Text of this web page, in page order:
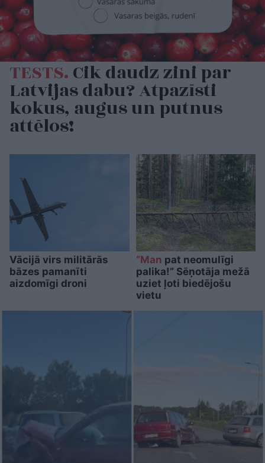
TESTS.Cik daudz zini par
Latvijas dabu? Atpazīsti
kokus, augus un putnus
attēlos!
Vācijā virs militārās
bāzes pamanīti
aizdomīgi droni
“Man pat neomulīgi
palika!” Sēņotāja mežā
uziet ļoti biedējošu
vietu